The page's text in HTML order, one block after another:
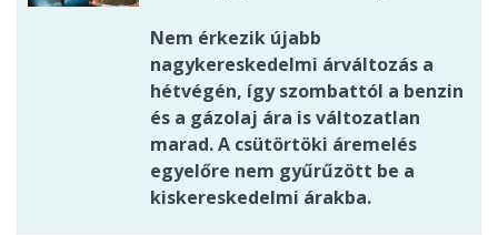
Nem érkezik újabb
nagykereskedelmi árváltozás a
hétvégén, így szombattól a benzin
és a gázolaj ára is változatlan
marad. A csütörtöki áremelés
egyelőre nem gyűrűzött be a
kiskereskedelmi árakba.